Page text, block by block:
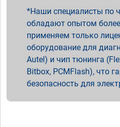
Наши специалисты по
обладают опытом
применяем только
оборудование для
Autel) и чип тюнинга
Bitbox, PCMFlash), что
безопасность для